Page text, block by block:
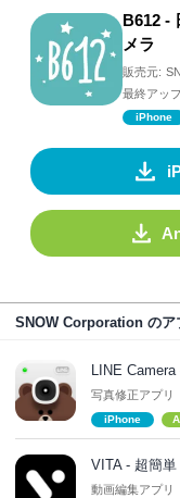
B612 -
メラ
販売元:
最終アッ
iPhone
SNOW Corporation のア
LINE
写真修正アプリ
iPhone
VITA - 超簡
動画編集アプリ